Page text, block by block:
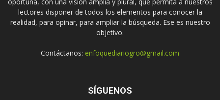
lectores disponer de todos los elementos para conocer la
realidad, para opinar, para ampliar la búsqueda. Ese es nuestro
objetivo.
Contáctanos: enfoquediariogro@gmail.com
SÍGUENOS